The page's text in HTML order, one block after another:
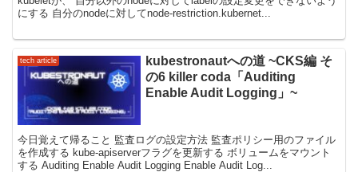
にする 自分のnodeに対してnode-restriction.kubernet...
tech article
kubestronautへの道 ~CKS編 そ
の6 killer coda「Auditing
Enable Audit Logging」~
今日覚えて帰ること 監査ログの設定方法 監査ポリシー用のファイル
を作成する kube-apiserverフラグを更新する ボリュームをマウント
する Auditing Enable Audit Logging Enable Audit Log...